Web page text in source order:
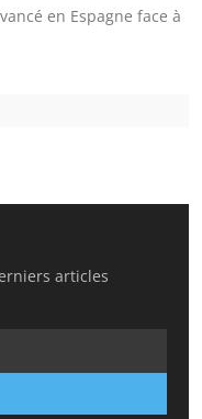
en Espagne face à
articles